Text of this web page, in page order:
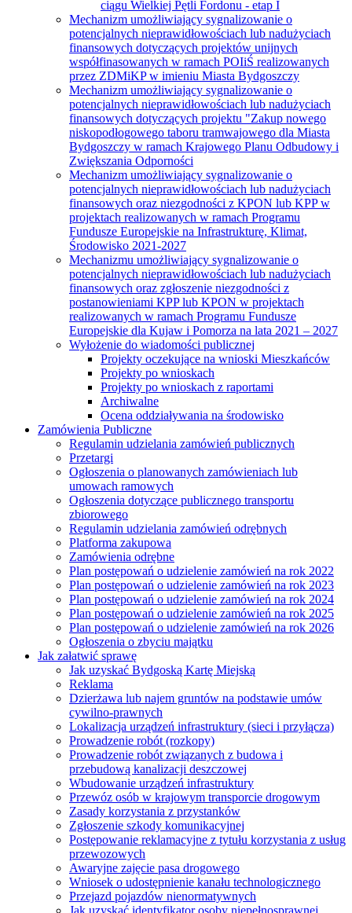
ciągu Wielkiej Pętli Fordonu - etap I
Mechanizm umożliwiający sygnalizowanie o
potencjalnych nieprawidłowościach lub nadużyciach
finansowych dotyczących projektów unijnych
współfinasowanych w ramach POIiŚ realizowanych
przez ZDMiKP w imieniu Miasta Bydgoszczy
Mechanizm umożliwiający sygnalizowanie o
potencjalnych nieprawidłowościach lub nadużyciach
finansowych dotyczących projektu "Zakup nowego
niskopodłogowego taboru tramwajowego dla Miasta
Bydgoszczy w ramach Krajowego Planu Odbudowy i
Zwiększania Odporności
Mechanizm umożliwiający sygnalizowanie o
potencjalnych nieprawidłowościach lub nadużyciach
finansowych oraz niezgodności z KPON lub KPP w
projektach realizowanych w ramach Programu
Fundusze Europejskie na Infrastrukturę, Klimat,
Środowisko 2021-2027
Mechanizmu umożliwiający sygnalizowanie o
potencjalnych nieprawidłowościach lub nadużyciach
finansowych oraz zgłoszenie niezgodności z
postanowieniami KPP lub KPON w projektach
realizowanych w ramach Programu Fundusze
Europejskie dla Kujaw i Pomorza na lata 2021 – 2027
Wyłożenie do wiadomości publicznej
Projekty oczekujące na wnioski Mieszkańców
Projekty po wnioskach
Projekty po wnioskach z raportami
Archiwalne
Ocena oddziaływania na środowisko
Zamówienia Publiczne
Regulamin udzielania zamówień publicznych
Przetargi
Ogłoszenia o planowanych zamówieniach lub
umowach ramowych
Ogłoszenia dotyczące publicznego transportu
zbiorowego
Regulamin udzielania zamówień odrębnych
Platforma zakupowa
Zamówienia odrębne
Plan postępowań o udzielenie zamówień na rok 2022
Plan postępowań o udzielenie zamówień na rok 2023
Plan postępowań o udzielenie zamówień na rok 2024
Plan postępowań o udzielenie zamówień na rok 2025
Plan postępowań o udzielenie zamówień na rok 2026
Ogłoszenia o zbyciu majątku
Jak załatwić sprawę
Jak uzyskać Bydgoską Kartę Miejską
Reklama
Dzierżawa lub najem gruntów na podstawie umów
cywilno-prawnych
Lokalizacja urządzeń infrastruktury (sieci i przyłącza)
Prowadzenie robót (rozkopy)
Prowadzenie robót związanych z budowa i
przebudową kanalizacji deszczowej
Wbudowanie urządzeń infrastruktury
Przewóz osób w krajowym transporcie drogowym
Zasady korzystania z przystanków
Zgłoszenie szkody komunikacyjnej
Postępowanie reklamacyjne z tytułu korzystania z usług
przewozowych
Awaryjne zajęcie pasa drogowego
Wniosek o udostępnienie kanału technologicznego
Przejazd pojazdów nienormatywnych
Jak uzyskać identyfikator osoby niepełnosprawnej